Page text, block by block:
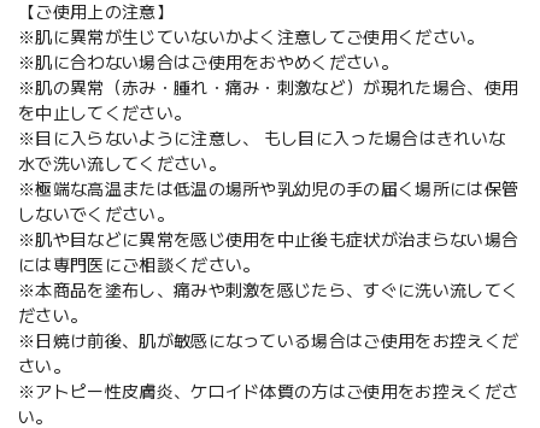
【ご使用上の注意】
※肌に異常が生じていないかよく注意してご使用ください。
※肌に合わない場合はご使用をおやめください。
※肌の異常（赤み・腫れ・痛み・刺激など）が現れた場合、使用
を中止してください。
※目に入らないように注意し、 もし目に入った場合はきれいな
水で洗い流してください。
※極端な高温または低温の場所や乳幼児の手の届く場所には保管
しないでください。
※肌や目などに異常を感じ使用を中止後も症状が治まらない場合
には専門医にご相談ください。
※本商品を塗布し、痛みや刺激を感じたら、すぐに洗い流してく
ださい。
※日焼け前後、肌が敏感になっている場合はご使用をお控えくだ
さい。
※アトピー性皮膚炎、ケロイド体質の方はご使用をお控えくださ
い。